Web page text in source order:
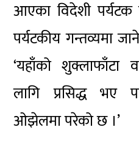
आएका विदेशी पर्यटक
पर्यटकीय गन्तव्यमा
‘यहाँको शुक्लाफाँटा
लागि प्रसिद्ध भए
ओझेलमा परेको छ ।’